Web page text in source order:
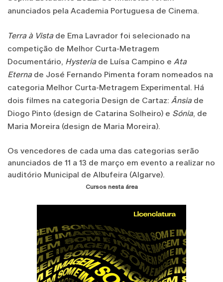
anunciados pela Academia Portuguesa de Cinema.
Terra à Vistade Ema Lavrador foi selecionado na
competição de Melhor Curta-Metragem
Documentário, Hysteriade Luísa Campino e Ata
Eternade José Fernando Pimenta foram nomeados na
categoria Melhor Curta-Metragem Experimental. Há
dois filmes na categoria Design de Cartaz: Ânsiade
Diogo Pinto (design de Catarina Solheiro) e Sónia, de
Maria Moreira (design de Maria Moreira).
Os vencedores de cada uma das categorias serão
anunciados de 11 a 13 de março em evento a realizar no
auditório Municipal de Albufeira (Algarve).
Cursos nesta área